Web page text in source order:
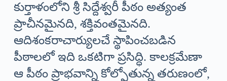
కుర్తాళంలోని శ్రీ సిద్దేశ్వరీ పీఠం అత్యంత
ప్రాచీనమైనది, శక్తివంతమైనది.
ఆదిశంకరాచార్యులచే స్థాపించబడిన
పీఠాలలో ఇది ఒకటిగా ప్రసిద్ధి. కాలక్రమేణా
ఆ పీఠం ప్రాభవాన్ని కోల్పోతున్న తరుణంలో,